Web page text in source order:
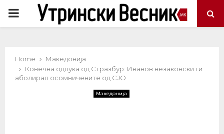
PRIMARY
Home
Македонија
Конечна одлука од Стразбур: Иванов незаконски ги
аболирал осомничените од СЈО
Македонија